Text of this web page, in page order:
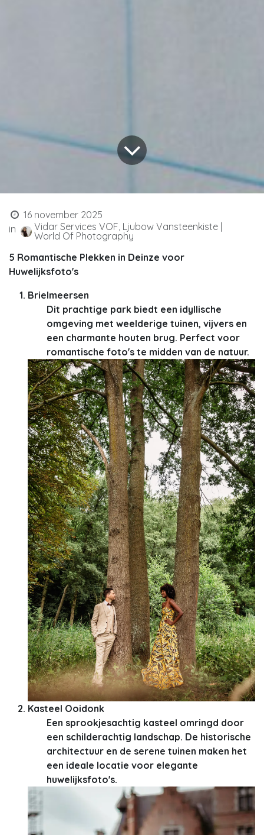
16 november 2025
in
Vidar Services VOF, Ljubow Vansteenkiste |
World Of Photography
5 Romantische Plekken in Deinze voor
Huwelijksfoto's
Brielmeersen
Dit prachtige park biedt een idyllische
omgeving met weelderige tuinen, vijvers en
een charmante houten brug. Perfect voor
romantische foto's te midden van de natuur.
Kasteel Ooidonk
Een sprookjesachtig kasteel omringd door
een schilderachtig landschap. De historische
architectuur en de serene tuinen maken het
een ideale locatie voor elegante
huwelijksfoto's.